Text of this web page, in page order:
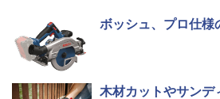
ボッシュ、プロ仕様
木材カットやサンデ